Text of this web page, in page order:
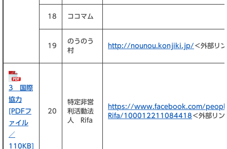
18 ココマム
19
のうのう
村
http://nounou.konjiki.jp/​ ＜外部リ
3 国際
協力
[PDFフ
ァイル
／
110KB]
20
特定非営
利活動法
人 Rifa
https://www.facebook.com/
Rifa/100012211084418 ＜外部リン